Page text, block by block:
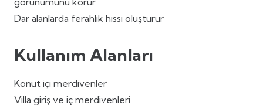
Dar alanlarda ferahlık hissi oluşturur
Kullanım Alanları
Konut içi merdivenler
Villa giriş ve iç merdivenleri